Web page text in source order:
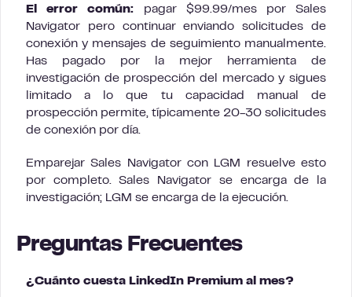
El error común: pagar $99.99/mes por Sales
Navigator pero continuar enviando solicitudes de
conexión y mensajes de seguimiento manualmente.
Has pagado por la mejor herramienta de
investigación de prospección del mercado y sigues
limitado a lo que tu capacidad manual de
prospección permite, típicamente 20-30 solicitudes
de conexión por día.
Emparejar Sales Navigator con LGM resuelve esto
por completo. Sales Navigator se encarga de la
investigación; LGM se encarga de la ejecución.
Preguntas Frecuentes
¿Cuánto cuesta LinkedIn Premium al mes?